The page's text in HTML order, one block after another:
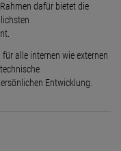
dafür bietet die
alle internen wie externen
Entwicklung.